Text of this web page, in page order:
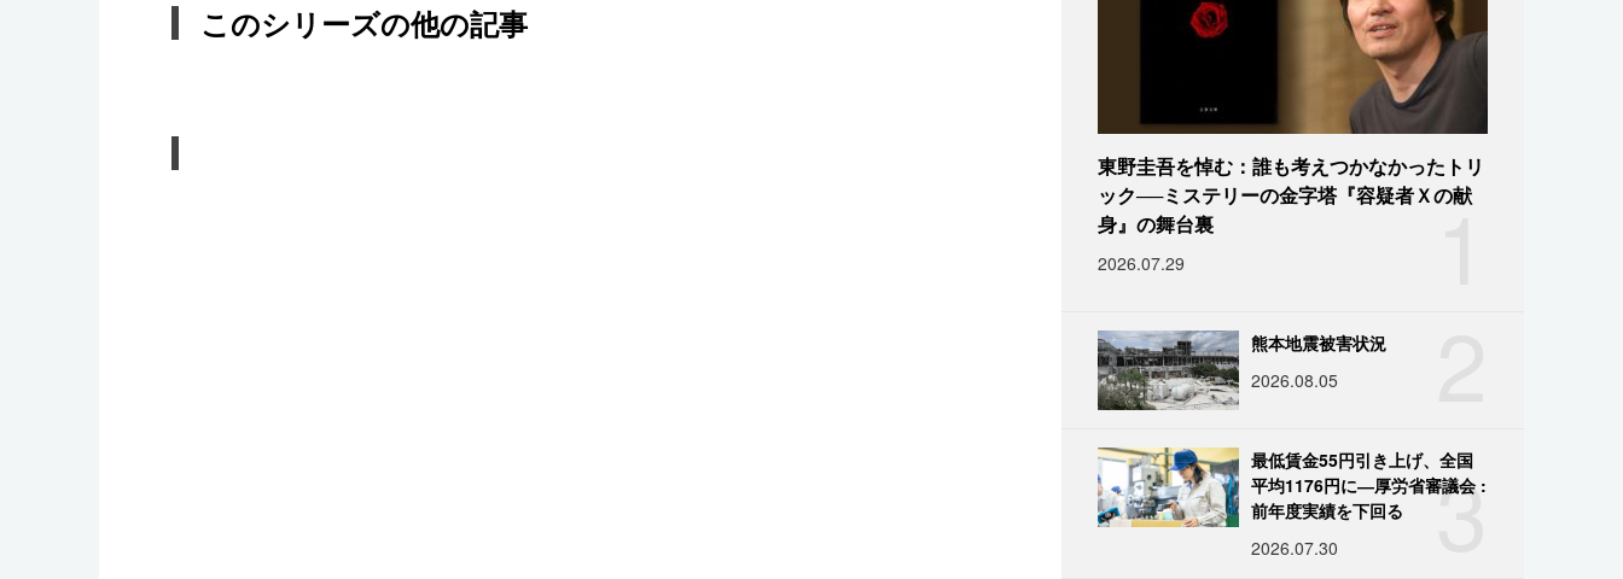
このシリーズの他の記事
1
東野圭吾を悼む：誰も考えつかなかったトリ
ック──ミステリーの金字塔『容疑者Ｘの献
身』の舞台裏
2026.07.29
熊本地震被害状況
2026.08.05
3
最低賃金55円引き上げ、全国
平均1176円に―厚労省審議会 :
前年度実績を下回る
2026.07.30